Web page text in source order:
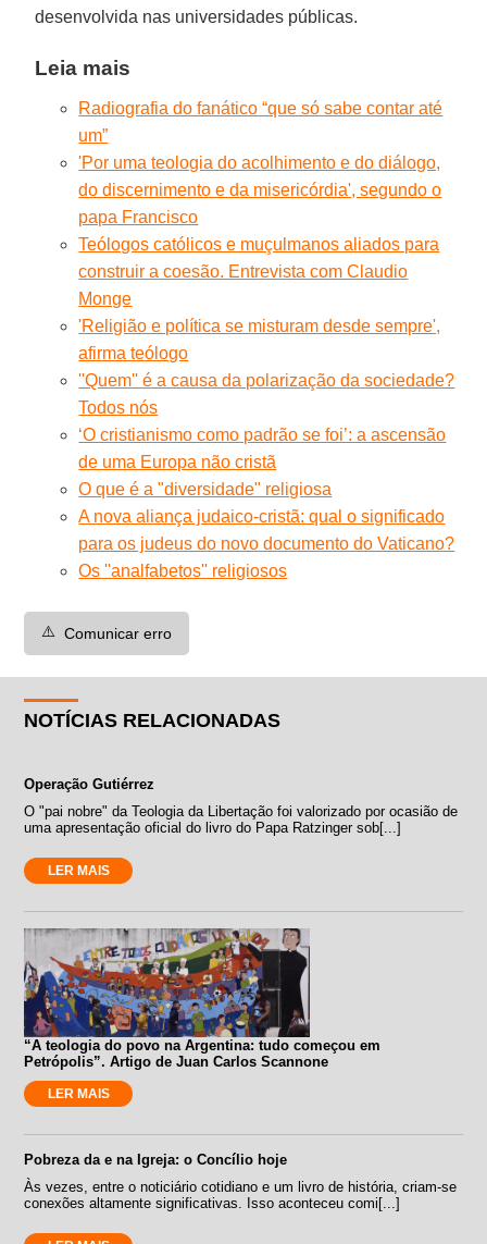
desenvolvida nas universidades públicas.
Leia mais
Radiografia do fanático “que só sabe contar até
um”
'Por uma teologia do acolhimento e do diálogo,
do discernimento e da misericórdia', segundo o
papa Francisco
Teólogos católicos e muçulmanos aliados para
construir a coesão. Entrevista com Claudio
Monge
'Religião e política se misturam desde sempre',
afirma teólogo
''Quem'' é a causa da polarização da sociedade?
Todos nós
‘O cristianismo como padrão se foi’: a ascensão
de uma Europa não cristã
O que é a "diversidade" religiosa
A nova aliança judaico-cristã: qual o significado
para os judeus do novo documento do Vaticano?
Os ''analfabetos'' religiosos
⚠️ Comunicar erro
NOTÍCIAS RELACIONADAS
Operação Gutiérrez
O "pai nobre" da Teologia da Libertação foi valorizado por ocasião de
uma apresentação oficial do livro do Papa Ratzinger sob[...]
LER MAIS
“A teologia do povo na Argentina: tudo começou em
Petrópolis”. Artigo de Juan Carlos Scannone
LER MAIS
Pobreza da e na Igreja: o Concílio hoje
Às vezes, entre o noticiário cotidiano e um livro de história, criam-se
conexões altamente significativas. Isso aconteceu comi[...]